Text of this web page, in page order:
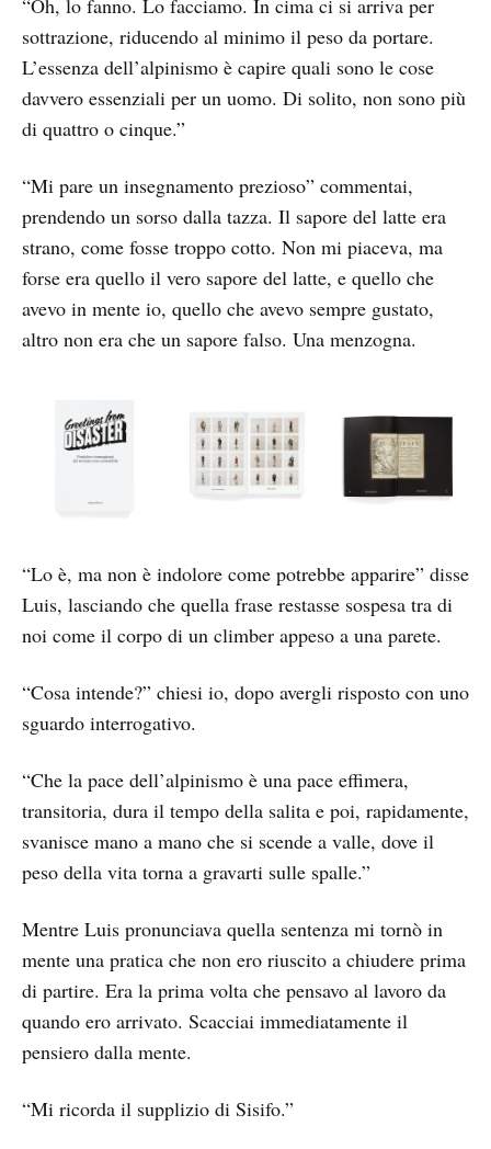
“Oh, lo fanno. Lo facciamo. In cima ci si arriva per
sottrazione, riducendo al minimo il peso da portare.
L’essenza dell’alpinismo è capire quali sono le cose
davvero essenziali per un uomo. Di solito, non sono più
di quattro o cinque.”
“Mi pare un insegnamento prezioso” commentai,
prendendo un sorso dalla tazza. Il sapore del latte era
strano, come fosse troppo cotto. Non mi piaceva, ma
forse era quello il vero sapore del latte, e quello che
avevo in mente io, quello che avevo sempre gustato,
altro non era che un sapore falso. Una menzogna.
“Lo è, ma non è indolore come potrebbe apparire” disse
Luis, lasciando che quella frase restasse sospesa tra di
noi come il corpo di un climber appeso a una parete.
“Cosa intende?” chiesi io, dopo avergli risposto con uno
sguardo interrogativo.
“Che la pace dell’alpinismo è una pace effimera,
transitoria, dura il tempo della salita e poi, rapidamente,
svanisce mano a mano che si scende a valle, dove il
peso della vita torna a gravarti sulle spalle.”
Mentre Luis pronunciava quella sentenza mi tornò in
mente una pratica che non ero riuscito a chiudere prima
di partire. Era la prima volta che pensavo al lavoro da
quando ero arrivato. Scacciai immediatamente il
pensiero dalla mente.
“Mi ricorda il supplizio di Sisifo.”